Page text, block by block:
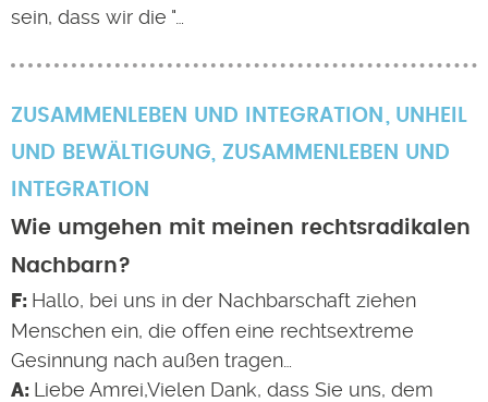
sein, dass wir die "…
ZUSAMMENLEBEN UND INTEGRATION
UNHEIL
UND BEWÄLTIGUNG, ZUSAMMENLEBEN UND
INTEGRATION
Wie umgehen mit meinen rechtsradikalen
Nachbarn?
Hallo, bei uns in der Nachbarschaft ziehen
Menschen ein, die offen eine rechtsextreme
Gesinnung nach außen tragen…
Liebe Amrei,Vielen Dank, dass Sie uns, dem